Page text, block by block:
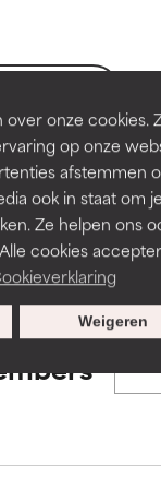
onze cookies.
op onze
afstemmen
ook in staat om je
Ze helpen ons
cookies
Weigeren
Regulations
andere
het gecombineerd
gevallen
andere
het gecombineerd
gevallen
voor